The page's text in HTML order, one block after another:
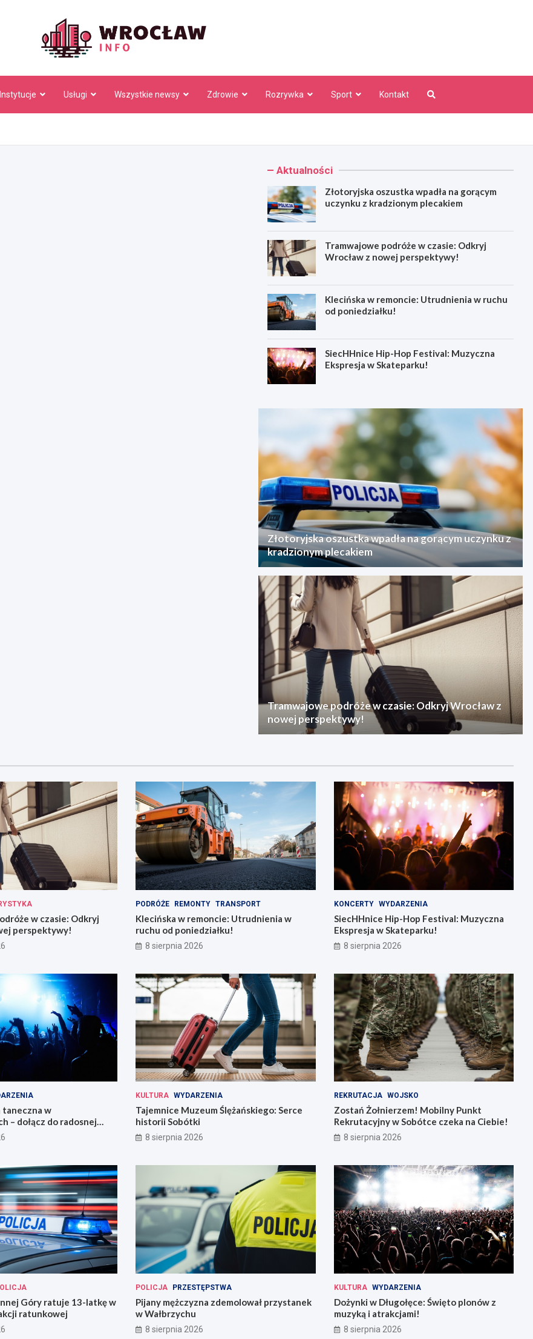
Instytucje Usługi Wszystkie newsy Zdrowie Rozrywka Sport Kontakt
Aktualności
Złotoryjska oszustka wpadła na gorącym
uczynku z kradzionym plecakiem
Tramwajowe podróże w czasie: Odkryj
Wrocław z nowej perspektywy!
Klecińska w remoncie: Utrudnienia w ruchu
od poniedziałku!
SiecHHnice Hip-Hop Festival: Muzyczna
Ekspresja w Skateparku!
Złotoryjska oszustka wpadła na gorącym uczynku z
kradzionym plecakiem
Tramwajowe podróże w czasie: Odkryj Wrocław z
nowej perspektywy!
w czasie: Odkryj
perspektywy!
PODRÓŻE REMONTY TRANSPORT
Klecińska w remoncie: Utrudnienia w
ruchu od poniedziałku!
8 sierpnia 2026
KONCERTY WYDARZENIA
SiecHHnice Hip-Hop Festival: Muzyczna
Ekspresja w Skateparku!
8 sierpnia 2026
taneczna w
– dołącz do radosnej
KULTURA WYDARZENIA
Tajemnice Muzeum Ślężańskiego: Serce
historii Sobótki
8 sierpnia 2026
REKRUTACJA WOJSKO
Zostań Żołnierzem! Mobilny Punkt
Rekrutacyjny w Sobótce czeka na Ciebie!
8 sierpnia 2026
Góry ratuje 13-latkę w
ratunkowej
POLICJA PRZESTĘPSTWA
Pijany mężczyzna zdemolował przystanek
w Wałbrzychu
8 sierpnia 2026
KULTURA WYDARZENIA
Dożynki w Długołęce: Święto plonów z
muzyką i atrakcjami!
8 sierpnia 2026